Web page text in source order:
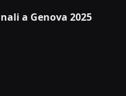
a Genova 2025